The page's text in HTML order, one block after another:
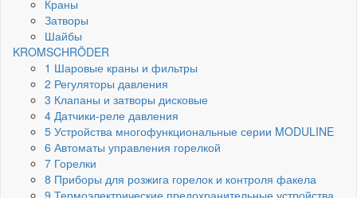
Краны
Затворы
Шайбы
KROMSCHRÖDER
1 Шаровые краны и фильтры
2 Регуляторы давления
3 Клапаны и затворы дисковые
4 Датчики-реле давления
5 Устройства многофункциональные серии MODULINE
6 Автоматы управления горелкой
7 Горелки
8 Приборы для розжига горелок и контроля факела
9 Термоэлектрические предохранительные устройства